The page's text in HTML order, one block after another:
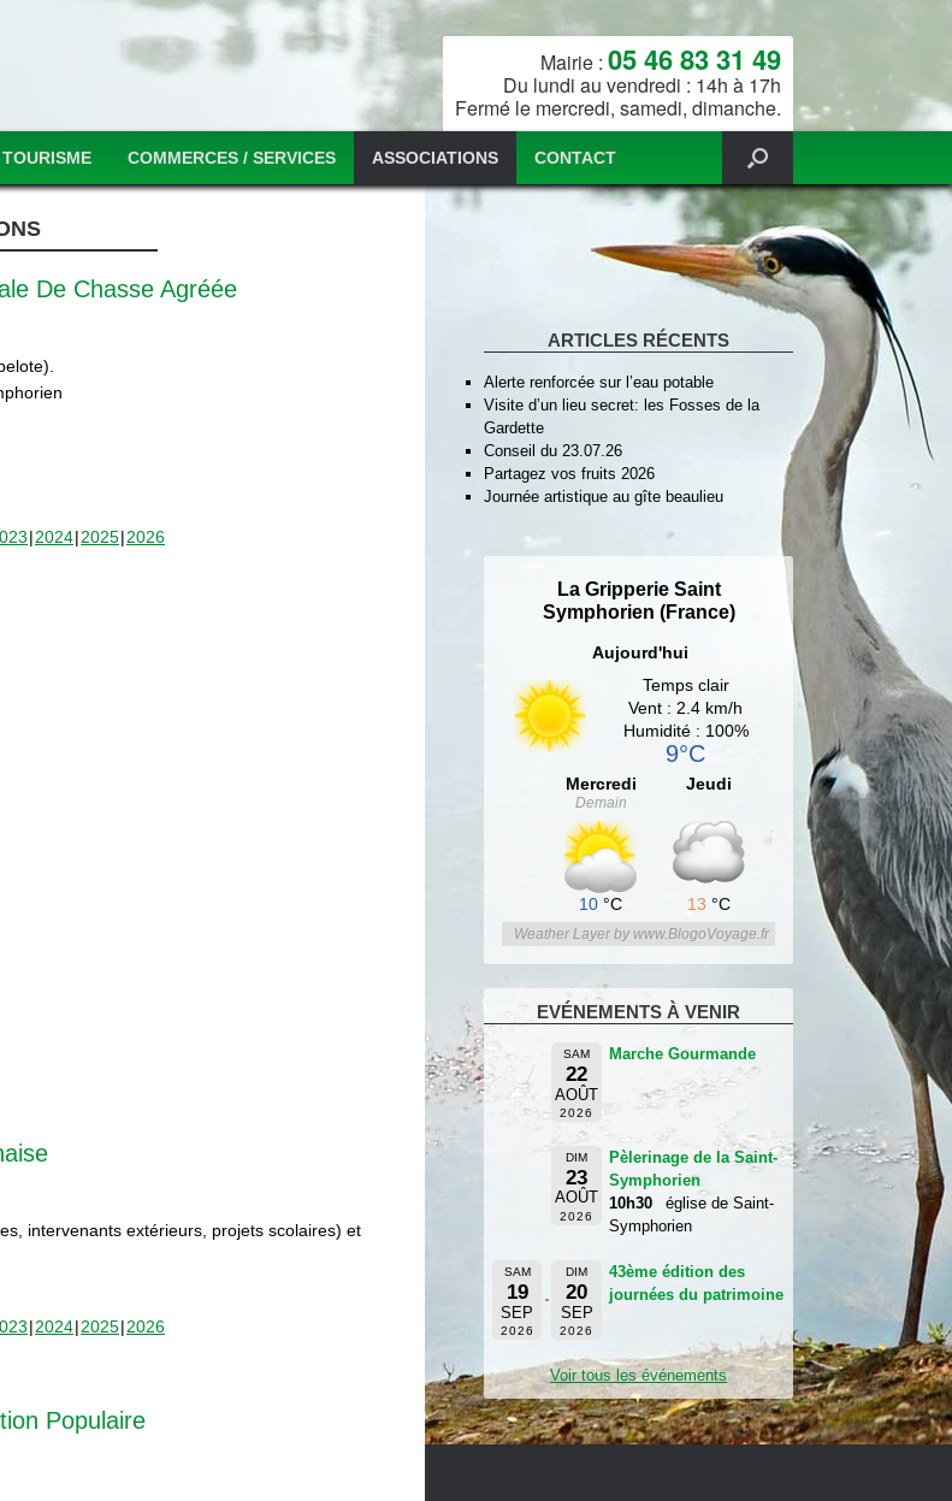
Mairie : 05 46 83 31 49
Du lundi au vendredi : 14h à 17h
Fermé le mercredi, samedi, dimanche.
TOURISME COMMERCES / SERVICES ASSOCIATIONS CONTACT
De Chasse Agréée
2024 2025 2026
intervenants extérieurs, projets scolaires) et
2024 2025 2026
Populaire
ARTICLES RÉCENTS
Alerte renforcée sur l’eau potable
Visite d’un lieu secret: les Fosses de la
Gardette
Conseil du 23.07.26
Partagez vos fruits 2026
Journée artistique au gîte beaulieu
La Gripperie Saint
Symphorien (France)
Aujourd'hui
Temps clair
Vent : 2.4 km/h
Humidité : 100%
9°C
Mercredi
Demain
10 °C
Jeudi
13 °C
Weather Layer by www.BlogoVoyage.fr
EVÉNEMENTS À VENIR
SAM
22
AOÛT
2026
Marche Gourmande
DIM
23
AOÛT
2026
Pèlerinage de la Saint-
Symphorien
10h30
église de Saint-
Symphorien
SAM
19
SEP
2026
DIM
20
SEP
2026
43ème édition des
journées du patrimoine
Voir tous les événements